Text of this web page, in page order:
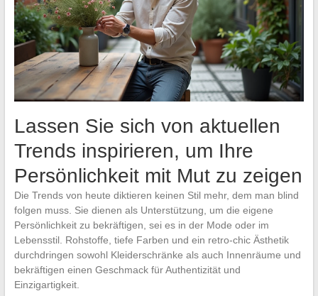
Lassen Sie sich von aktuellen
Trends inspirieren, um Ihre
Persönlichkeit mit Mut zu zeigen
Die Trends von heute diktieren keinen Stil mehr, dem man blind
folgen muss. Sie dienen als Unterstützung, um die eigene
Persönlichkeit zu bekräftigen, sei es in der Mode oder im
Lebensstil. Rohstoffe, tiefe Farben und ein retro-chic Ästhetik
durchdringen sowohl Kleiderschränke als auch Innenräume und
bekräftigen einen Geschmack für Authentizität und
Einzigartigkeit.